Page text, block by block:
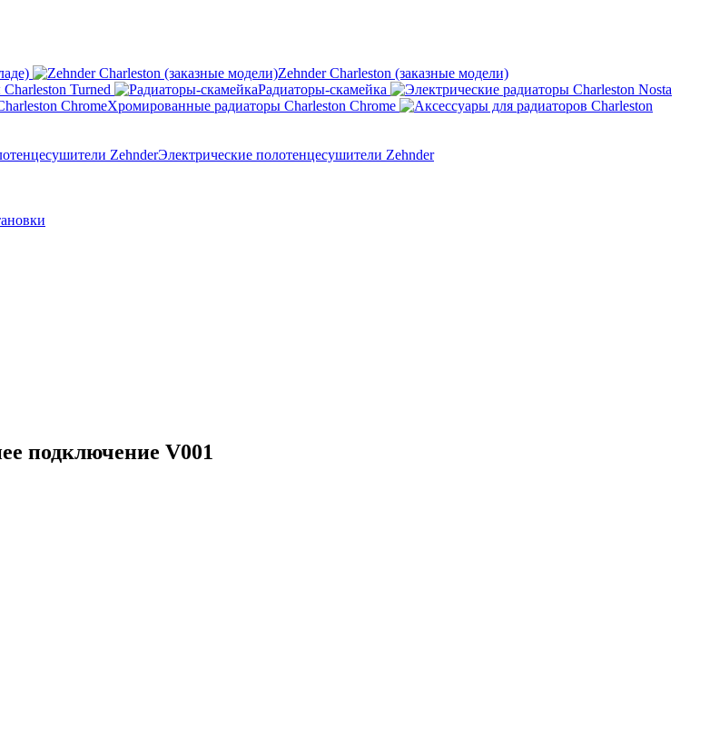
Zehnder Charleston (заказные модели)
Turned
Радиаторы-скамейка
Хромированные радиаторы Charleston Chrome
Электрические полотенцесушители Zehnder
подключение V001